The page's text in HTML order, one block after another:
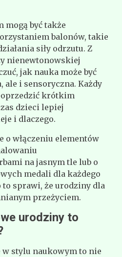
mogą być także
balonów, takie
siły odrzutu. Z
nienewtonowskiej
jak nauka może być
ale i sensoryczna. Każdy
krótkim
dzieci lepiej
i dlaczego.
o włączeniu elementów
na jasnym tle lub o
medali dla każdego
sprawi, że urodziny dla
przeżyciem.
urodziny to
stylu naukowym to nie